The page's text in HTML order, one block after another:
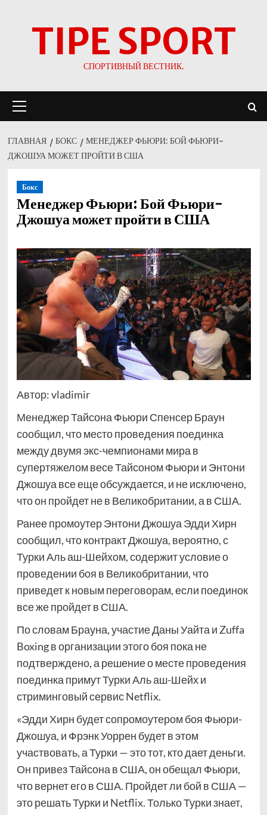
TIPE SPORT
СПОРТИВНЫЙ ВЕСТНИК.
меню
ГЛАВНАЯ БОКС
МЕНЕДЖЕР ФЬЮРИ: БОЙ ФЬЮРИ-
ДЖОШУА МОЖЕТ ПРОЙТИ В США
Бокс
Менеджер Фьюри: Бой Фьюри-
Джошуа может пройти в США
Автор: vladimir
Менеджер Тайсона Фьюри Спенсер Браун
сообщил, что место проведения поединка
между двумя экс-чемпионами мира в
супертяжелом весе Тайсоном Фьюри и Энтони
Джошуа все еще обсуждается, и не исключено,
что он пройдет не в Великобритании, а в США.
Ранее промоутер Энтони Джошуа Эдди Хирн
сообщил, что контракт Джошуа, вероятно, с
Турки Аль аш-Шейхом, содержит условие о
проведении боя в Великобритании, что
приведет к новым переговорам, если поединок
все же пройдет в США.
По словам Брауна, участие Даны Уайта и Zuffa
Boxing в организации этого боя пока не
подтверждено, а решение о месте проведения
поединка примут Турки Аль аш-Шейх и
стриминговый сервис Netflix.
«Эдди Хирн будет сопромоутером боя Фьюри-
Джошуа, и Фрэнк Уоррен будет в этом
участвовать, а Турки — это тот, кто дает деньги.
Он привез Тайсона в США, он обещал Фьюри,
что вернет его в США. Пройдет ли бой в США —
это решать Турки и Netflix. Только Турки знает,